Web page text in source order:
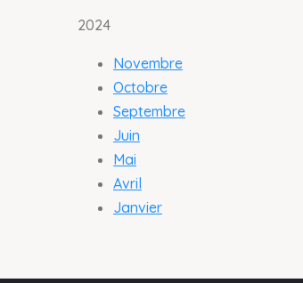
2024
Novembre
Octobre
Septembre
Juin
Mai
Avril
Janvier